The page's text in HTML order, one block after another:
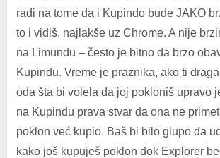
radi na tome da i Kupindo bude JAKO
to i vidiš, najlakše uz Chrome. A nije
na Limundu – često je bitno da brzo
Kupindu. Vreme je praznika, ako ti
oda šta bi volela da joj pokloniš upravo
na Kupindu prava stvar da ona ne
poklon već kupio. Baš bi bilo glupo da
kako još kupuješ poklon dok Explorer